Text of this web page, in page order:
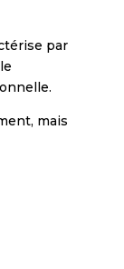
par
mais